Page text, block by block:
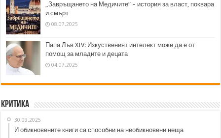
„Завръщането на Медичите“ – история за власт, поквара
и смърт
08.07.2025
Папа Лъв XIV: Изкуственият интелект може да е от
помощ за младите и децата
04.07.2025
Критика
30.09.2025
И обикновените книги са способни на необикновени неща